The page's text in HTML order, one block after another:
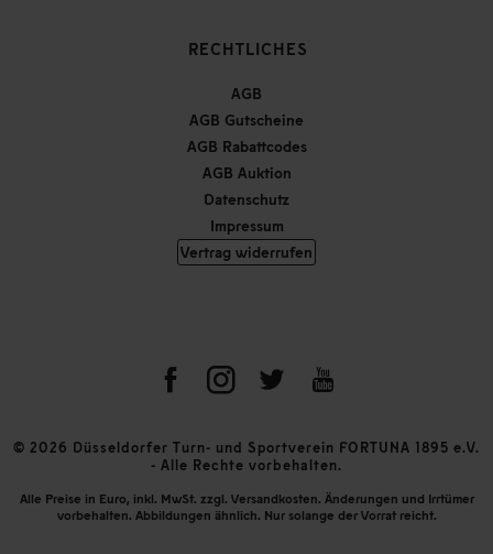
RECHTLICHES
AGB
AGB Gutscheine
AGB Rabattcodes
AGB Auktion
Datenschutz
Impressum
Vertrag widerrufen
© 2026 Düsseldorfer Turn- und Sportverein FORTUNA 1895 e.V.
- Alle Rechte vorbehalten.
Alle Preise in Euro, inkl. MwSt. zzgl. Versandkosten. Änderungen und Irrtümer
vorbehalten. Abbildungen ähnlich. Nur solange der Vorrat reicht.